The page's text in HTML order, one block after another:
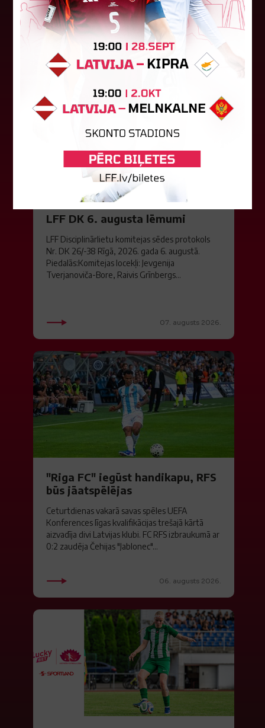
Čempionu līgas kvalifikācijas otrajā kārtā ar 1:4
piekāpās Lietuvas "Gintra". Ar šo spēli Latvijas
klubam beidzās eirokausu...
08. augusts 2026.
LFF DK 6. augusta lēmumi
LFF Disciplinārlietu komitejas sēdes protokols
Nr. DK 26/-38 Rīgā, 2026. gada 6. augustā.
Piedalās:Komitejas locekļi: Jevgenija
Tverjanoviča-Bore, Raivis Grīnbergs...
07. augusts 2026.
"Riga FC" iegūst handikapu, RFS
būs jāatspēlējas
Ceturtdienas vakarā savas spēles UEFA
Konferences līgas kvalifikācijas trešajā kārtā
aizvadīja divi Latvijas klubi. FC RFS izbraukumā ar
0:2 zaudēja Čehijas "Jablonec"...
06. augusts 2026.